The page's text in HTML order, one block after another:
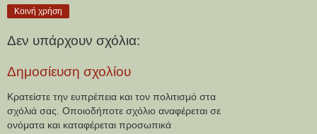
Κοινή χρήση
Δεν υπάρχουν σχόλια:
Δημοσίευση σχολίου
Κρατείστε την ευπρέπεια και τον πολιτισμό στα
σχόλιά σας. Οποιοδήποτε σχόλιο αναφέρεται σε
ονόματα και καταφέρεται προσωπικά